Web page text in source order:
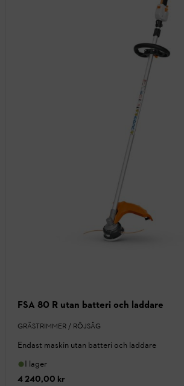
FSA 80 R utan batteri och laddare
GRÄSTRIMMER / RÖJSÅG
Endast maskin utan batteri och laddare
I lager
4 240,00 kr